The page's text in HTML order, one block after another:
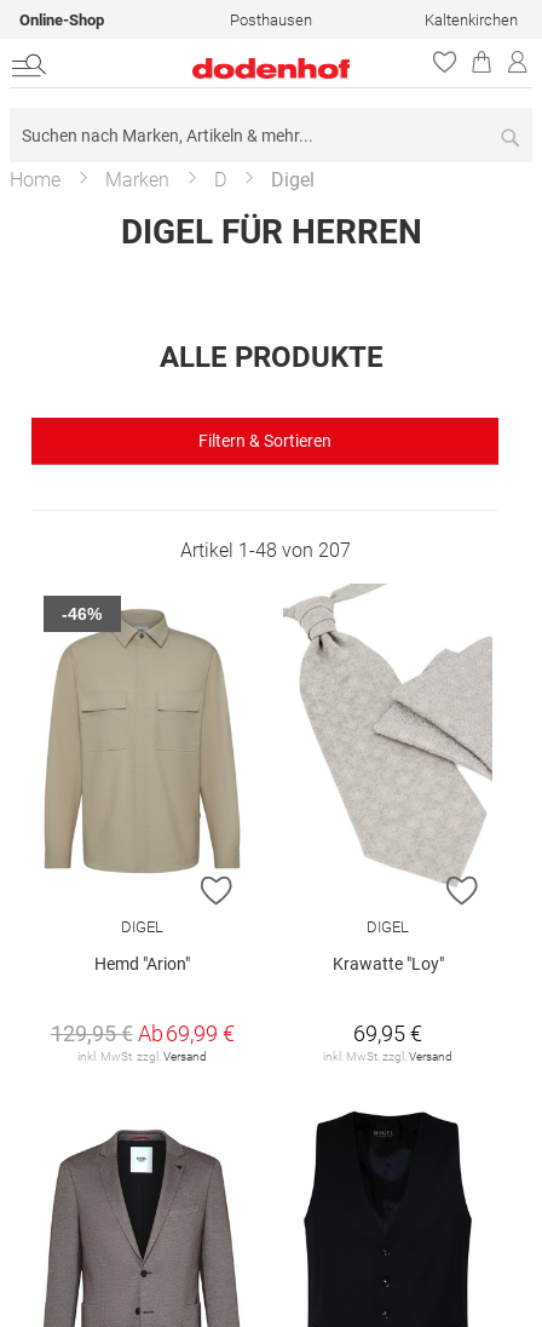
Online-Shop Posthausen Kaltenkirchen
Home Marken D Digel
DIGEL FÜR HERREN
ALLE PRODUKTE
Filtern & Sortieren
Artikel 1-48 von 207
ZUR WUNSCHLISTE HINZUFÜGEN
DIGEL
Hemd "Arion"
129,95 € Ab69,99 €
inkl. MwSt. zzgl. Versand
-46%
ZUR
DIGEL
Krawatte "Loy"
69,95 €
inkl. MwSt. zzgl. Versand